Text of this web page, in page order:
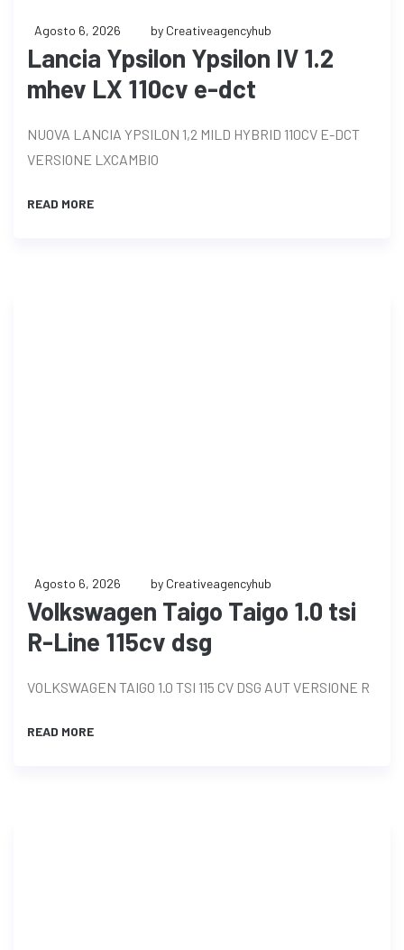
Agosto 6, 2026 by Creativeagencyhub
Lancia Ypsilon Ypsilon IV 1.2
mhev LX 110cv e-dct
NUOVA LANCIA YPSILON 1,2 MILD HYBRID 110CV E-DCT
VERSIONE LXCAMBIO
READ MORE
Agosto 6, 2026 by Creativeagencyhub
Volkswagen Taigo Taigo 1.0 tsi
R-Line 115cv dsg
VOLKSWAGEN TAIGO 1.0 TSI 115 CV DSG AUT VERSIONE R
READ MORE